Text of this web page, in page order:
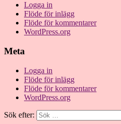
Logga in
Flöde för inlägg
Flöde för kommentarer
WordPress.org
Meta
Logga in
Flöde för inlägg
Flöde för kommentarer
WordPress.org
Sök efter: